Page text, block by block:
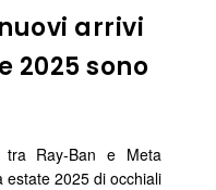
arrivi
2025 sono
tra Ray-Ban e Meta
estate 2025 di occhiali